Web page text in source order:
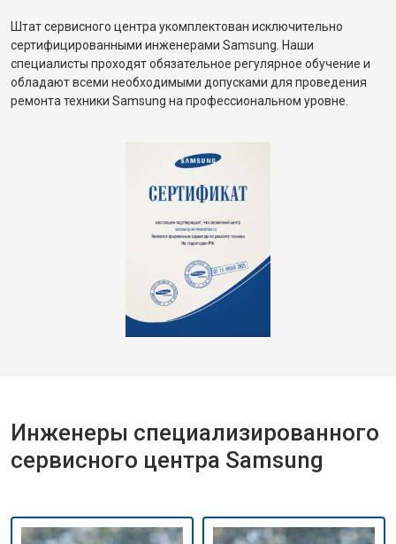
Штат сервисного центра укомплектован исключительно
сертифицированными инженерами Samsung. Наши
специалисты проходят обязательное регулярное обучение и
обладают всеми необходимыми допусками для проведения
ремонта техники Samsung на профессиональном уровне.
Инженеры специализированного
сервисного центра Samsung